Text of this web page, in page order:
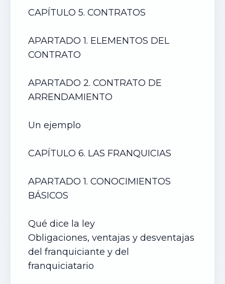
CAPÍTULO 5. CONTRATOS
APARTADO 1. ELEMENTOS DEL
CONTRATO
APARTADO 2. CONTRATO DE
ARRENDAMIENTO
Un ejemplo
CAPÍTULO 6. LAS FRANQUICIAS
APARTADO 1. CONOCIMIENTOS
BÁSICOS
Qué dice la ley
Obligaciones, ventajas y desventajas
del franquiciante y del
franquiciatario